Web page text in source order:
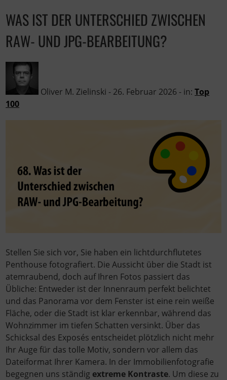
WAS IST DER UNTERSCHIED ZWISCHEN
RAW- UND JPG-BEARBEITUNG?
Oliver M. Zielinski - 26. Februar 2026 - in:Top
100
Stellen Sie sich vor, Sie haben ein lichtdurchflutetes
Penthouse fotografiert. Die Aussicht über die Stadt ist
atemraubend, doch auf Ihren Fotos passiert das
Übliche: Entweder ist der Innenraum perfekt belichtet
und das Panorama vor dem Fenster ist eine rein weiße
Fläche, oder die Stadt ist klar erkennbar, während das
Wohnzimmer im tiefen Schatten versinkt. Über das
Schicksal des Exposés entscheidet plötzlich nicht mehr
Ihr Auge für das tolle Motiv, sondern vor allem das
Dateiformat Ihrer Kamera. In der Immobilienfotografie
begegnen uns ständig extreme Kontraste. Um diese zu